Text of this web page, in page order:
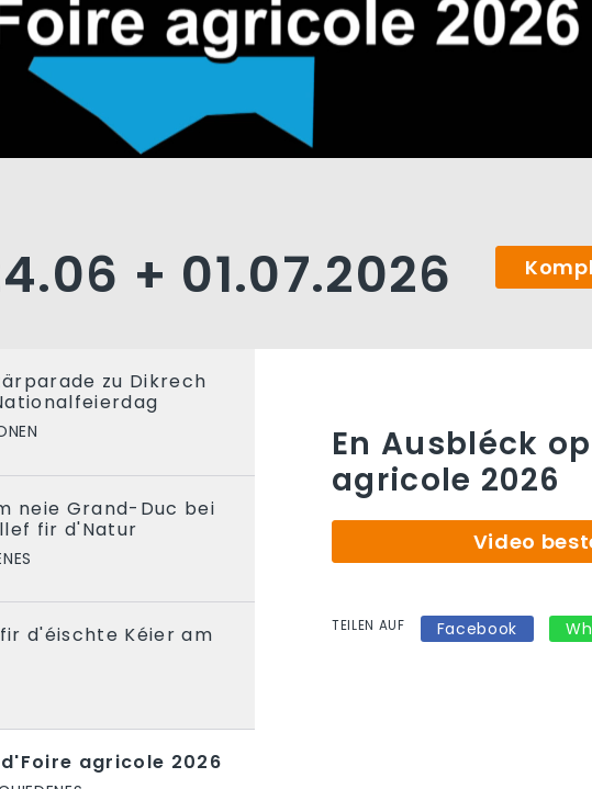
+ 01.07.2026
zu Dikrech
neie Grand-Duc bei
fir d'Natur
d'éischte Kéier am
agricole 2026
En Ausbléck
agricole 2026
Video
TEILEN AUF Facebook